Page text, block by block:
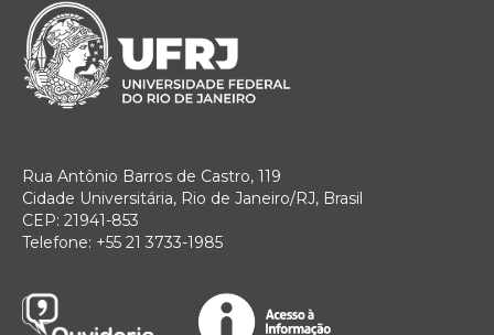
Rua Antônio Barros de Castro, 119
Cidade Universitária, Rio de Janeiro/RJ, Brasil
CEP: 21941-853
Telefone: +55 21 3733-1985